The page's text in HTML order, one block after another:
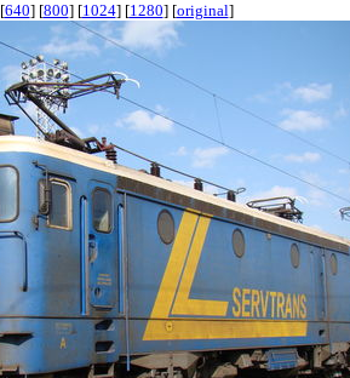
[640] [800] [1024] [1280] [original]